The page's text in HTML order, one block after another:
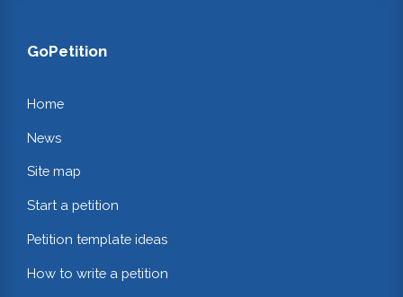
GoPetition
Home
News
Site map
Start a petition
Petition template ideas
How to write a petition